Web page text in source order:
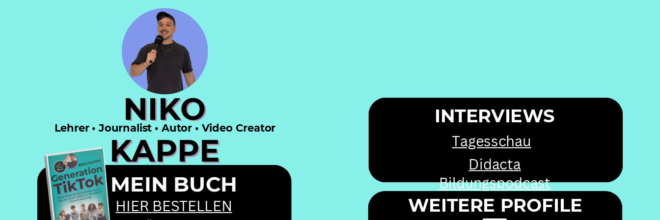
https://www.tagesschau.de/inland/gesellschaft/j
unge-waehler-102.html
MEIN BUCH
Lehrer • Journalist • Autor • Video Creator
NIKO
KAPPE
HIER BESTELLEN WEITERE PROFILE
INTERVIEWS
Tagesschau
Didacta
Bildungspodcast